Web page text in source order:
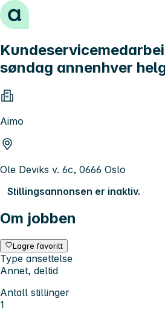
Hopp til innhold
søndag annenhver
Aimo
Ole Deviks v. 6c, 0666 Oslo
Stillingsannonsen er inaktiv.
Om jobben
Lagre favoritt
Type ansettelse
Annet, deltid
Antall stillinger
1